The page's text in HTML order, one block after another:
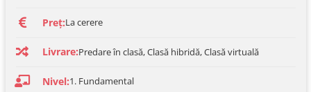
Preț:La cerere
Livrare:Predare în clasă, Clasă hibridă, Clasă virtuală
Nivel:1. Fundamental